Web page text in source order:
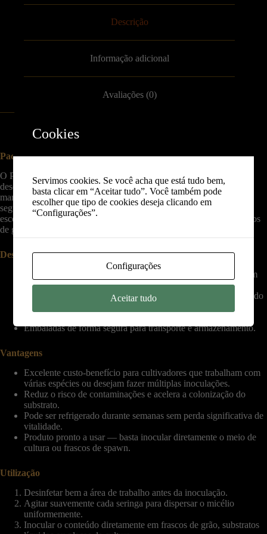
Descrição
Informação adicional
Avaliações (0)
Pack 5 Seringas Cultura Líquida | 10/20/50ml
O Pack de 5 Seringas de Cultura Líquida Viva é perfeito para quem
deseja expandir o cultivo de diferentes espécies de cogumelos ou
manter várias linhagens de micélio ativo com toda a praticidade e
segurança. Cada seringa contém 10 ml/20ml/50ml (consoante a
escolha) de cultura líquida estéril e vigorosa, pronta a inocular frascos
de grão, substratos líquidos ou meios de cultura.
Descrição do produto
Conjunto com 5 seringas, cada uma contendo micélio vivo em
solução nutritiva estéril.
Produzidas em ambiente controlado de laboratório, assegurando
Embaladas de forma segura para transporte e armazenamento.
Vantagens
Excelente custo-benefício para cultivadores que trabalham com
várias espécies ou desejam fazer múltiplas inoculações.
Reduz o risco de contaminações e acelera a colonização do
substrato.
Pode ser refrigerado durante semanas sem perda significativa de
vitalidade.
Produto pronto a usar — basta inocular diretamente o meio de
cultura ou frascos de spawn.
Utilização
Desinfetar bem a área de trabalho antes da inoculação.
Agitar suavemente cada seringa para dispersar o micélio
uniformemente.
Inocular o conteúdo diretamente em frascos de grão, substratos
Cookies
Servimos cookies. Se você acha que está tudo bem,
basta clicar em “Aceitar tudo”. Você também pode
escolher que tipo de cookies deseja clicando em
“Configurações”.
Configurações
Aceitar tudo